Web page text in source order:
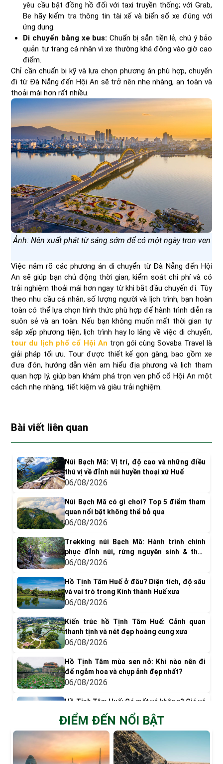
yêu cầu bật đồng hồ đối với taxi truyền thống; với Grab,
Be hãy kiểm tra thông tin tài xế và biển số xe đúng với
ứng dụng.
Di chuyển bằng xe bus: Chuẩn bị sẵn tiền lẻ, chú ý bảo
quản tư trang cá nhân vì xe thường khá đông vào giờ cao
điểm.
Chỉ cần chuẩn bị kỹ và lựa chọn phương án phù hợp, chuyến
đi từ Đà Nẵng đến Hội An sẽ trở nên nhẹ nhàng, an toàn và
thoải mái hơn rất nhiều.
Ảnh: Nên xuất phát từ sáng sớm để có một ngày trọn vẹn
Việc nắm rõ các phương án di chuyển từ Đà Nẵng đến Hội
An sẽ giúp bạn chủ động thời gian, kiểm soát chi phí và có
trải nghiệm thoải mái hơn ngay từ khi bắt đầu chuyến đi. Tùy
theo nhu cầu cá nhân, số lượng người và lịch trình, bạn hoàn
toàn có thể lựa chọn hình thức phù hợp để hành trình diễn ra
suôn sẻ và an toàn. Nếu bạn không muốn mất thời gian tự
sắp xếp phương tiện, lịch trình hay lo lắng về việc di chuyển,
tour du lịch phố cổ Hội An trọn gói cùng Sovaba Travel là
giải pháp tối ưu. Tour được thiết kế gọn gàng, bao gồm xe
đưa đón, hướng dẫn viên am hiểu địa phương và lịch tham
quan hợp lý, giúp bạn khám phá trọn vẹn phố cổ Hội An một
cách nhẹ nhàng, tiết kiệm và giàu trải nghiệm.
Bài viết liên quan
Núi Bạch Mã: Vị trí, độ cao và những điều
thú vị về đỉnh núi huyền thoại xứ Huế
06/08/2026
Núi Bạch Mã có gì chơi? Top 5 điểm tham
quan nổi bật không thể bỏ qua
06/08/2026
Trekking núi Bạch Mã: Hành trình chinh
phục đỉnh núi, rừng nguyên sinh & thác
nước tuyệt đẹp
06/08/2026
Hồ Tịnh Tâm Huế ở đâu? Diện tích, độ sâu
và vai trò trong Kinh thành Huế xưa
06/08/2026
Kiến trúc hồ Tịnh Tâm Huế: Cảnh quan
thanh tịnh và nét đẹp hoàng cung xưa
06/08/2026
Hồ Tịnh Tâm mùa sen nở: Khi nào nên đi
để ngắm hoa và chụp ảnh đẹp nhất?
06/08/2026
Hồ Tịnh Tâm Huế: Có mất vé không? Giá vé
& Kinh nghiệm tham quan
05/08/2026
Có gì chơi ở phá Tam Giang? Top 9 trải
nghiệm nên thử
ĐIỂM ĐẾN NỔI BẬT